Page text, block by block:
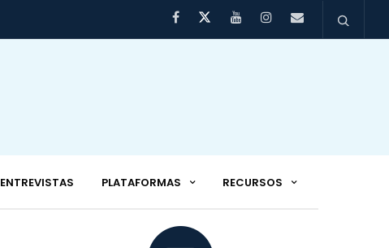
ENTREVISTAS PLATAFORMAS RECURSOS